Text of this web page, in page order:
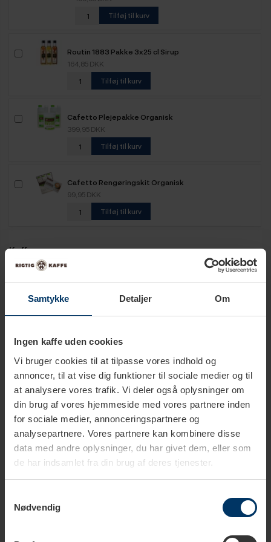
Samtykke Detaljer Om
Ingen kaffe uden cookies
Vi bruger cookies til at tilpasse vores indhold og
annoncer, til at vise dig funktioner til sociale medier og til
at analysere vores trafik. Vi deler også oplysninger om
din brug af vores hjemmeside med vores partnere inden
for sociale medier, annonceringspartnere og
analysepartnere. Vores partnere kan kombinere disse
data med andre oplysninger, du har givet dem, eller som
de har indsamlet fra din brug af deres tjenester.
Nødvendig
Tilføj til kurv
Routin 1883 Pakke 3x25 cl Sirup
164,85 DKK
Tilføj til kurv
Cafetto Plejepakke Organisk
399,95 DKK
Tilføj til kurv
Cafetto Rengøringskit Organisk
99,95 DKK
Tilføj til kurv
Kaffe
Rigtig Kaffe Super Crema 6kg Hele kaffebønner
Rigtig Kaffe Crema Intenso 6kg Hele kaffebønner
999,00 DKK
Tilføj til kurv
Rigtig Kaffe Organic Mixpakke 4 Varianter
799,95 DKK
Tilføj til kurv
Rigtig Kaffe Verdens Kaffe - 9x400g